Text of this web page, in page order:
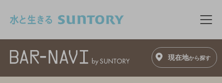
メ
現在地から探す